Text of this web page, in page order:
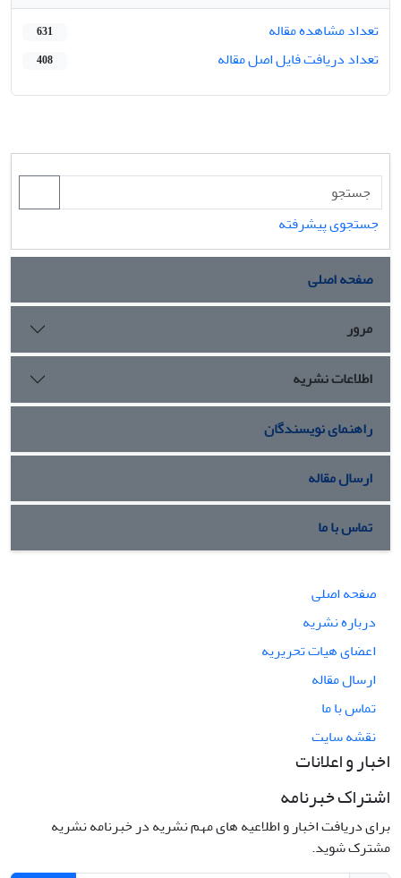
تعداد مشاهده مقاله
631
تعداد دریافت فایل اصل مقاله 408
جستجوی پیشرفته
صفحه اصلی
مرور
اطلاعات نشریه
راهنمای نویسندگان
ارسال مقاله
تماس با ما
صفحه اصلی
درباره نشریه
اعضای هیات تحریریه
ارسال مقاله
تماس با ما
نقشه سایت
اخبار و اعلانات
اشتراک خبرنامه
برای دریافت اخبار و اطلاعیه های مهم نشریه در خبرنامه نشریه
مشترک شوید.